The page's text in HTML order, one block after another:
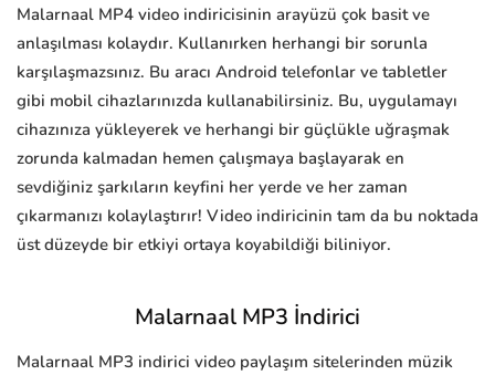
Malarnaal MP4 video indiricisinin arayüzü çok basit ve
anlaşılması kolaydır. Kullanırken herhangi bir sorunla
karşılaşmazsınız. Bu aracı Android telefonlar ve tabletler
gibi mobil cihazlarınızda kullanabilirsiniz. Bu, uygulamayı
cihazınıza yükleyerek ve herhangi bir güçlükle uğraşmak
zorunda kalmadan hemen çalışmaya başlayarak en
sevdiğiniz şarkıların keyfini her yerde ve her zaman
çıkarmanızı kolaylaştırır! Video indiricinin tam da bu noktada
üst düzeyde bir etkiyi ortaya koyabildiği biliniyor.
Malarnaal MP3 İndirici
Malarnaal MP3 indirici video paylaşım sitelerinden müzik